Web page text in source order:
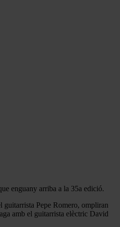
enguany arriba a la 35a edició.
guitarrista Pepe Romero, ompliran
amb el guitarrista elèctric David